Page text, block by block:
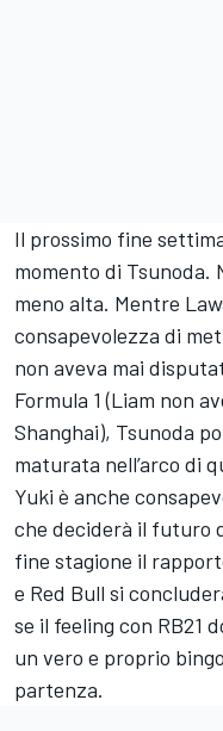
Il prossimo fine
momento di Tsunoda.
meno alta. Mentre
consapevolezza di
non aveva mai
Formula 1 (Liam non
Shanghai), Tsunoda
maturata nell’arco di
Yuki è anche
che deciderà il futuro
fine stagione il
e Red Bull si
se il feeling con RB21
un vero e proprio
partenza.